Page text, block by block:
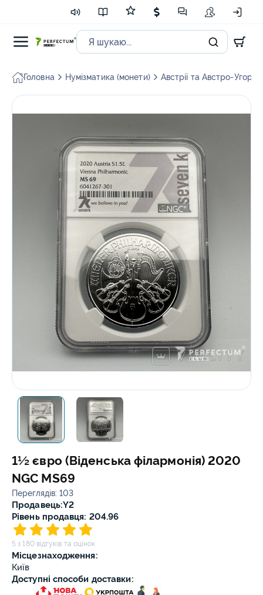
Головна Нумізматика (монети) Австрії та Австро-
1½ євро (Віденська філармонія) 2020
NGC MS69
Переглядів: 103
Продавець:Y2
Рівень продавця: 204.96
5 з 180 відгуків та оцінок
Місцезнаходження:
Київ
Доступні способи доставки: